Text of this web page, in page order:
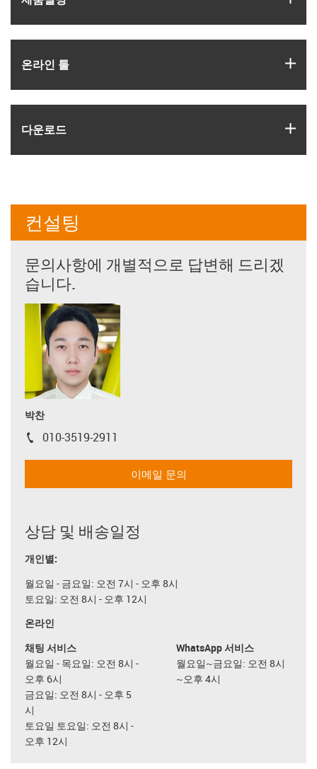
온라인 툴
다운로드
컨설팅
문의사항에 개별적으로 답변해 드리겠
습니다.
박찬
igus-icon-phone
010-3519-2911
이메일 문의
상담 및 배송일정
개인별:
월요일 - 금요일: 오전 7시 - 오후 8시
토요일: 오전 8시 - 오후 12시
온라인
채팅 서비스
월요일 - 목요일: 오전 8시 -
오후 6시
금요일: 오전 8시 - 오후 5
시
토요일 토요일: 오전 8시 -
오후 12시
WhatsApp 서비스
월요일~금요일: 오전 8시
~오후 4시